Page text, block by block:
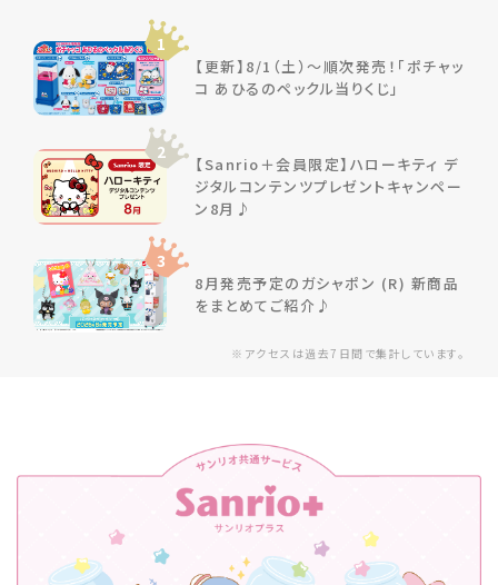
※アクセスは過去7日間で集計しています。
1
【更新】8/1（土）～順次発売！「ポチャッ
コ あひるのペックル当りくじ」
2
【Sanrio＋会員限定】ハローキティ デ
ジタルコンテンツプレゼントキャンペー
ン8月♪
3
8月発売予定のガシャポン (R) 新商品
をまとめてご紹介♪